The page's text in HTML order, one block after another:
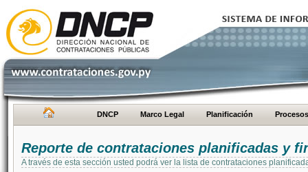
DNCP Marco Legal Planificación Procesos
Reporte de contrataciones planificadas y
A través de esta sección usted podrá ver la lista de contrataciones